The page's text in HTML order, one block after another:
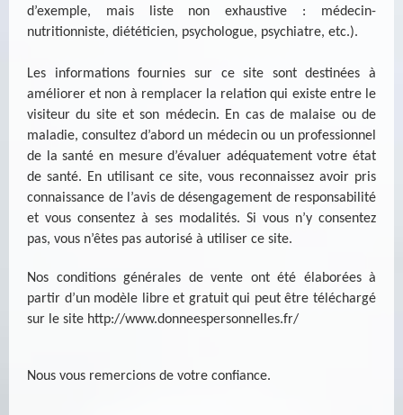
d’exemple, mais liste non exhaustive : médecin-
nutritionniste, diététicien, psychologue, psychiatre, etc.).
Les informations fournies sur ce site sont destinées à
améliorer et non à remplacer la relation qui existe entre le
visiteur du site et son médecin. En cas de malaise ou de
maladie, consultez d’abord un médecin ou un professionnel
de la santé en mesure d’évaluer adéquatement votre état
de santé. En utilisant ce site, vous reconnaissez avoir pris
connaissance de l’avis de désengagement de responsabilité
et vous consentez à ses modalités. Si vous n’y consentez
pas, vous n’êtes pas autorisé à utiliser ce site.
Nos conditions générales de vente ont été élaborées à
partir d’un modèle libre et gratuit qui peut être téléchargé
sur le site http://www.donneespersonnelles.fr/
Nous vous remercions de votre confiance.